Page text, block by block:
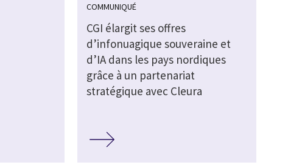
COMMUNIQUÉ
CGI élargit ses offres
d’infonuagique souveraine et
d’IA dans les pays nordiques
grâce à un partenariat
stratégique avec Cleura